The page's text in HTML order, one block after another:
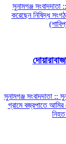
সুনামগঞ্জ সংবাদদাতা
করেছেন নিষিদ্ধ
সুনামগঞ্জ সংবাদদাতা ::
গ্রামে বজ্রপাতে